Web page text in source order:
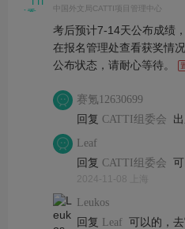
中国外文局CATTI项目管理中心
考后预计7-14天公布成绩
在报名管理处查看获奖情
公布状态，请耐心等待。
赛氪12630699
回复 CATTI组委会
Leaf
回复 CATTI组委会
2024-11-08 上海
Leukos
回复 Leaf 可以的，